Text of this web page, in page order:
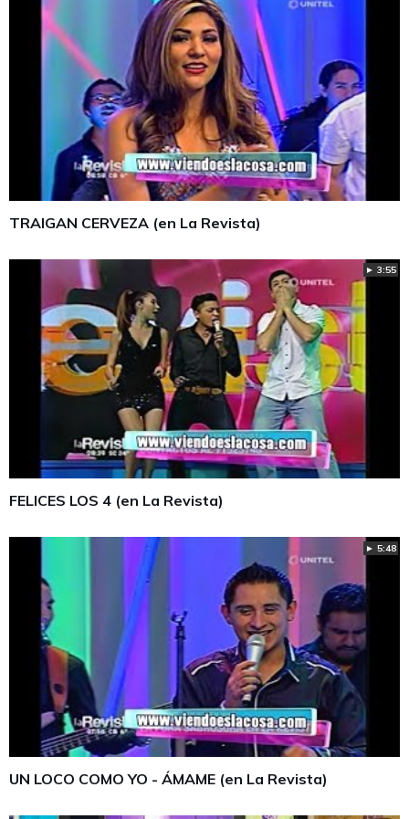
TRAIGAN CERVEZA (en La Revista)
► 3:55
FELICES LOS 4 (en La Revista)
► 5:48
UN LOCO COMO YO - ÁMAME (en La Revista)